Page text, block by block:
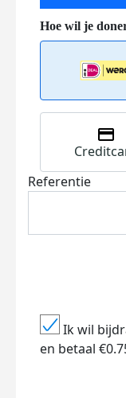
Referentie
Ik wil
en betaal